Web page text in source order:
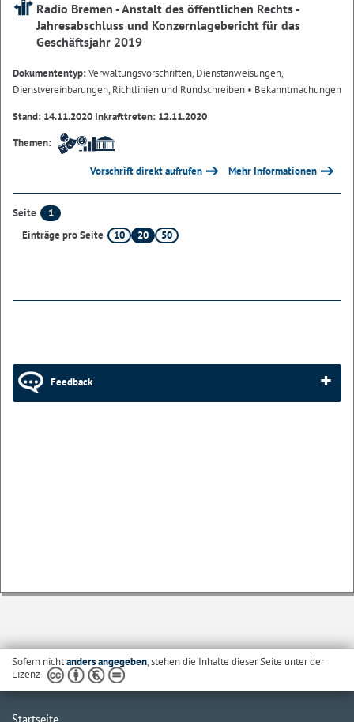
Radio Bremen - Anstalt des öffentlichen Rechts -
Jahresabschluss und Konzernlagebericht für das
Geschäftsjahr 2019
Dokumententyp:Verwaltungsvorschriften, Dienstanweisungen,
Dienstvereinbarungen, Richtlinien und Rundschreiben • Bekanntmachungen
Stand: 14.11.2020 Inkrafttreten: 12.11.2020
Themen:
Vorschrift direkt aufrufen Mehr Informationen
Seite
1
Einträge pro Seite
10 20 50
Feedback
Sofern nichtanders angegeben, stehen die Inhalte dieser Seite unter der
Lizenz